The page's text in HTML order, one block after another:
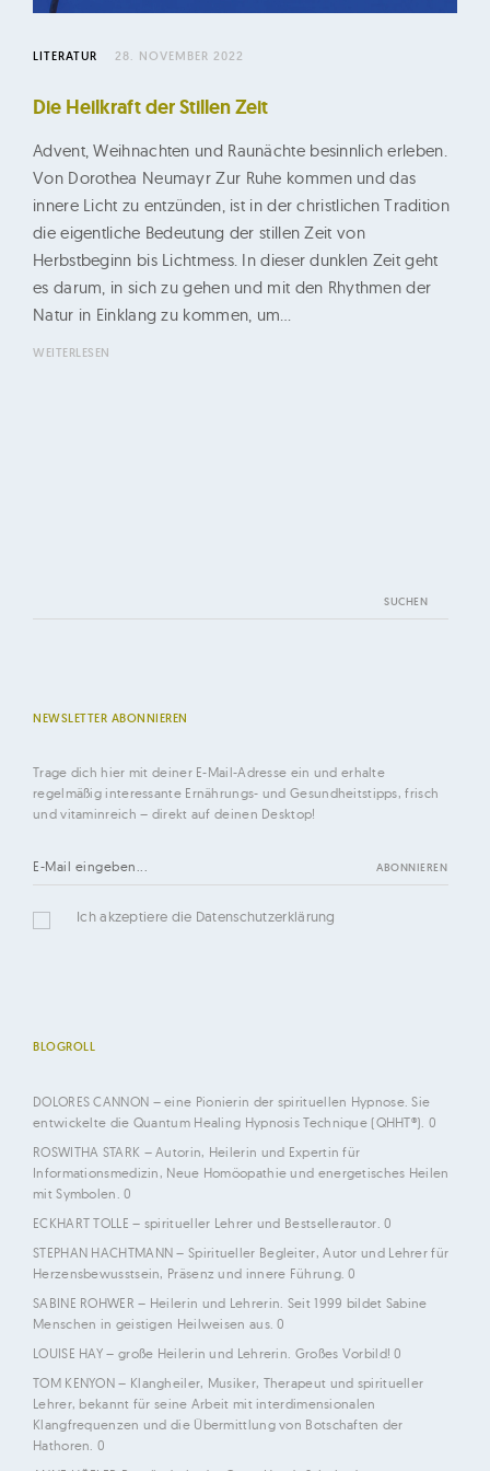
n
e
u
n
g
LITERATUR 28. NOVEMBER 2022
Die Heilkraft der Stillen Zeit
Advent, Weihnachten und Raunächte besinnlich erleben.
Von Dorothea Neumayr Zur Ruhe kommen und das
innere Licht zu entzünden, ist in der christlichen Tradition
die eigentliche Bedeutung der stillen Zeit von
Herbstbeginn bis Lichtmess. In dieser dunklen Zeit geht
es darum, in sich zu gehen und mit den Rhythmen der
Natur in Einklang zu kommen, um…
WEITERLESEN
NEWSLETTER ABONNIEREN
Trage dich hier mit deiner E-Mail-Adresse ein und erhalte
regelmäßig interessante Ernährungs- und Gesundheitstipps, frisch
und vitaminreich – direkt auf deinen Desktop!
Ich akzeptiere die Datenschutzerklärung
BLOGROLL
DOLORES CANNON – eine Pionierin der spirituellen Hypnose. Sie
entwickelte die Quantum Healing Hypnosis Technique (QHHT®). 0
ROSWITHA STARK – Autorin, Heilerin und Expertin für
Informationsmedizin, Neue Homöopathie und energetisches Heilen
mit Symbolen. 0
ECKHART TOLLE – spiritueller Lehrer und Bestsellerautor. 0
STEPHAN HACHTMANN – Spiritueller Begleiter, Autor und Lehrer für
Herzensbewusstsein, Präsenz und innere Führung. 0
SABINE ROHWER – Heilerin und Lehrerin. Seit 1999 bildet Sabine
Menschen in geistigen Heilweisen aus. 0
LOUISE HAY – große Heilerin und Lehrerin. Großes Vorbild! 0
TOM KENYON – Klangheiler, Musiker, Therapeut und spiritueller
Lehrer, bekannt für seine Arbeit mit interdimensionalen
Klangfrequenzen und die Übermittlung von Botschaften der
Hathoren. 0